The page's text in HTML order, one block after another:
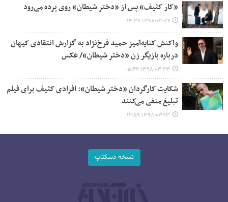
«کار کثیف» پس از «دختر شیطان» روی پرده می‌رود
۱۳۹۸-۰۳-۲۶ ۱۴:۳۹
واکنش کنایه‌آمیز حمید فرخ‌نژاد به گزارش انتقادی کیهان
درباره بازیگر زن «دختر شیطان»/ عکس
۱۳۹۸-۰۳-۲۳ ۰۵:۴۲
شکایت کارگردان «دختر شیطان»: افرادی کثیف برای فیلم
تبلیغ منفی می‌کنند
۱۳۹۸-۰۳-۱۳ ۱۲:۵۹
نسخه دسکتاپ